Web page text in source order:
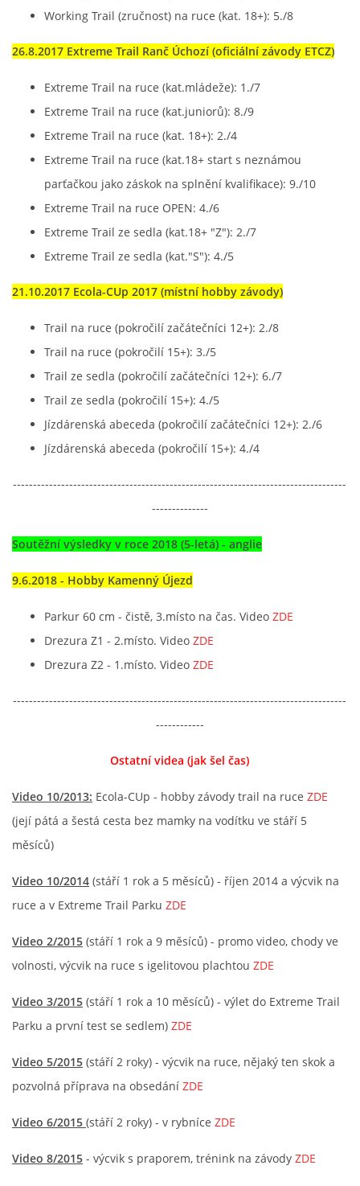
Working Trail (zručnost) na ruce (kat. 18+): 5./8
26.8.2017 Extreme Trail Ranč Úchozí (oficiální závody ETCZ)
Extreme Trail na ruce (kat.mládeže): 1./7
Extreme Trail na ruce (kat.juniorů): 8./9
Extreme Trail na ruce (kat. 18+): 2./4
Extreme Trail na ruce (kat.18+ start s neznámou
parťačkou jako záskok na splnění kvalifikace): 9./10
Extreme Trail na ruce OPEN: 4./6
Extreme Trail ze sedla (kat.18+ "Z"): 2./7
Extreme Trail ze sedla (kat."S"): 4./5
21.10.2017 Ecola-CUp 2017 (místní hobby závody)
Trail na ruce (pokročilí začátečníci 12+): 2./8
Trail na ruce (pokročilí 15+): 3./5
Trail ze sedla (pokročilí začátečníci 12+): 6./7
Trail ze sedla (pokročilí 15+): 4./5
Jízdárenská abeceda (pokročilí začátečníci 12+): 2./6
Jízdárenská abeceda (pokročilí 15+): 4./4
-----------------------------------------------------------------------------------
--------------
Soutěžní výsledky v roce 2018 (5-letá) - anglie
9.6.2018 - Hobby Kamenný Újezd
Parkur 60 cm - čistě, 3.místo na čas. Video ZDE
Drezura Z1 - 2.místo. Video ZDE
Drezura Z2 - 1.místo. Video ZDE
-----------------------------------------------------------------------------------
------------
Ostatní videa (jak šel čas)
Video 10/2013: Ecola-CUp - hobby závody trail na ruce ZDE
(její pátá a šestá cesta bez mamky na vodítku ve stáří 5
měsíců)
Video 10/2014 (stáří 1 rok a 5 měsíců) - říjen 2014 a výcvik na
ruce a v Extreme Trail Parku ZDE
Video 2/2015 (stáří 1 rok a 9 měsíců) - promo video, chody ve
volnosti, výcvik na ruce s igelitovou plachtou ZDE
Video 3/2015 (stáří 1 rok a 10 měsíců) - výlet do Extreme Trail
Parku a první test se sedlem) ZDE
Video 5/2015 (stáří 2 roky) - výcvik na ruce, nějaký ten skok a
pozvolná příprava na obsedání ZDE
Video 6/2015 (stáří 2 roky) - v rybníce ZDE
Video 8/2015 - výcvik s praporem, trénink na závody ZDE